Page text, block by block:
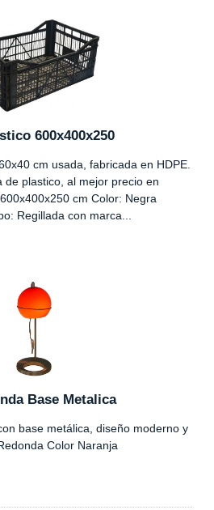
600x400x250
cm usada, fabricada en HDPE.
de plastico, al mejor precio en
cm Color: Negra
Regillada con marca...
Base Metalica
base metálica, diseño moderno y
Color Naranja